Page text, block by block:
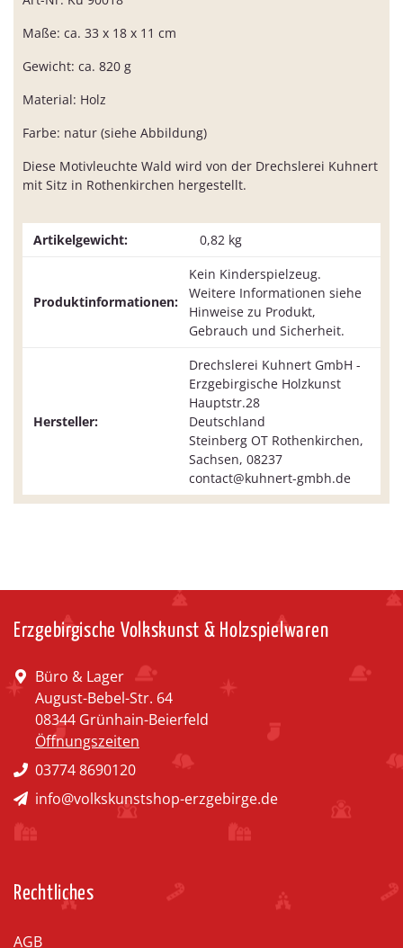
Maße: ca. 33 x 18 x 11 cm
Gewicht: ca. 820 g
Material: Holz
Farbe: natur (siehe Abbildung)
Diese Motivleuchte Wald wird von der Drechslerei Kuhnert
mit Sitz in Rothenkirchen hergestellt.
Artikelgewicht: 0,82 kg
Produktinformationen:
Kein Kinderspielzeug.
Weitere Informationen siehe
Hinweise zu Produkt,
Gebrauch und Sicherheit.
Hersteller:
Drechslerei Kuhnert GmbH -
Erzgebirgische Holzkunst
Hauptstr.28
Deutschland
Steinberg OT Rothenkirchen,
Sachsen, 08237
contact@kuhnert-gmbh.de
Erzgebirgische Volkskunst & Holzspielwaren
Büro & Lager
August-Bebel-Str. 64
08344 Grünhain-Beierfeld
Öffnungszeiten
03774 8690120
info@volkskunstshop-erzgebirge.de
Rechtliches
AGB